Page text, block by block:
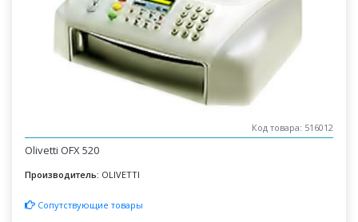
Код товара: 516012
Olivetti OFX 520
Производитель: OLIVETTI
Сопутствующие товары